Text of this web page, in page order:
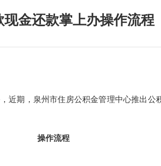
现金还款掌上办操作流程
期，泉州市住房公积金管理中心推出公
操作流程